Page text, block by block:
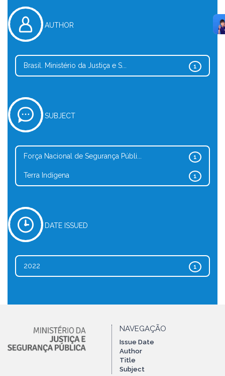
AUTHOR
1
Brasil. Ministério da Justiça e S...
SUBJECT
1
Força Nacional de Segurança Públi...
1
Terra Indígena
DATE ISSUED
1
2022
NAVEGAÇÃO
Issue Date
Author
Title
Subject